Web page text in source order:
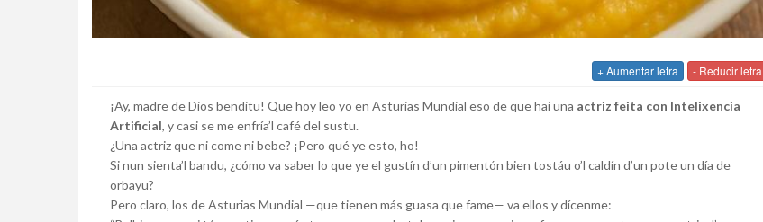
+ Aumentar letra - Reducir letra
¡Ay, madre de Dios benditu! Que hoy leo yo en Asturias Mundial eso de que hai una actriz feita con Intelixencia
Artificial, y casi se me enfría’l café del sustu.
¿Una actriz que ni come ni bebe? ¡Pero qué ye esto, ho!
Si nun sienta’l bandu, ¿cómo va saber lo que ye el gustín d’un pimentón bien tostáu o’l caldín d’un pote un día de
orbayu?
Pero claro, los de Asturias Mundial —que tienen más guasa que fame— va ellos y dícenme: